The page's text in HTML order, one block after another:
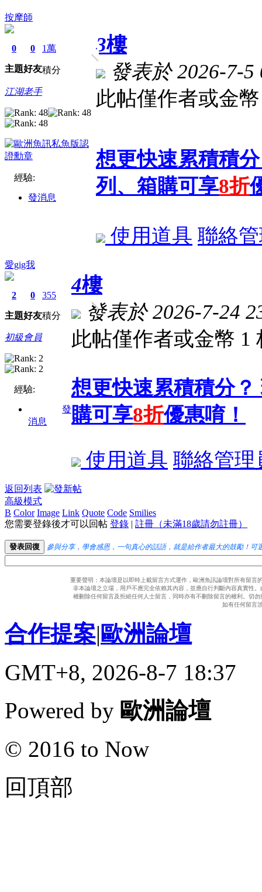
按摩師
0
主題
0
好友
1萬
積分
江湖老手
經驗:
發消息
3樓
發表於 2026-7-5
此帖僅作者或金
想更快速累積積
列、箱購可享8折
使用道具 聯絡
愛gig我
2
主題
0
好友
355
積分
初級會員
經驗:
發
消息
4樓
發表於 2026-7-24
此帖僅作者或金幣 1
想更快速累積積分
購可享8折優惠唷！
使用道具 聯絡管理
返回列表
高級模式
B Color Image Link Quote Code Smilies
您需要登錄後才可以回帖 登錄 | 註冊（未滿18歲請勿註冊）
發表回復 參與分享，學會感恩，一句真心的話語，就是給作者最大的鼓勵！可
重要聲明：本論壇是以即時上載留言方式運作，歐洲魚訊論壇對所有留
非本論壇之立場，用戶不應完全依賴其內容，並應自行判斷內容真實性
權刪除任何留言及拒絕任何人士留言，同時亦有不刪除留言的權利。切
如有任何留言
合作提案|歐洲論壇
GMT+8, 2026-8-7 18:37
Powered by 歐洲論壇
© 2016 to Now
回頂部